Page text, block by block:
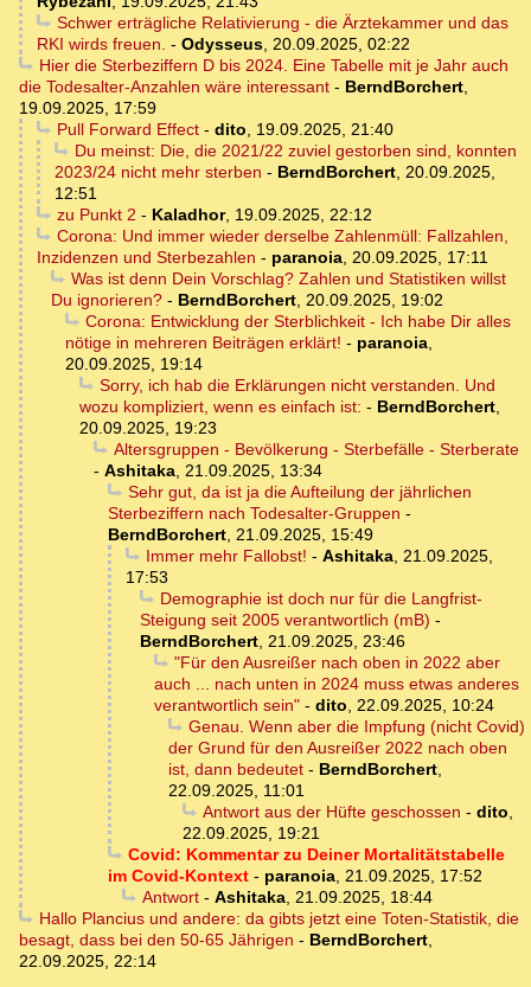
Schwer erträgliche Relativierung - die Ärztekammer und das
RKI wirds freuen. - Odysseus, 20.09.2025, 02:22
Hier die Sterbeziffern D bis 2024. Eine Tabelle mit je Jahr auch
die Todesalter-Anzahlen wäre interessant - BerndBorchert,
19.09.2025, 17:59
Pull Forward Effect- dito, 19.09.2025, 21:40
Du meinst: Die, die 2021/22 zuviel gestorben sind, konnten
2023/24 nicht mehr sterben - BerndBorchert, 20.09.2025,
12:51
zu Punkt 2 - Kaladhor, 19.09.2025, 22:12
Corona: Und immer wieder derselbe Zahlenmüll: Fallzahlen,
Inzidenzen und Sterbezahlen - paranoia, 20.09.2025, 17:11
Was ist denn Dein Vorschlag? Zahlen und Statistiken willst
Du ignorieren? - BerndBorchert, 20.09.2025, 19:02
Corona: Entwicklung der Sterblichkeit - Ich habe Dir alles
nötige in mehreren Beiträgen erklärt! - paranoia,
20.09.2025, 19:14
Sorry, ich hab die Erklärungen nicht verstanden. Und
wozu kompliziert, wenn es einfach ist: - BerndBorchert,
20.09.2025, 19:23
Altersgruppen - Bevölkerung - Sterbefälle - Sterberate
- Ashitaka, 21.09.2025, 13:34
Sehr gut, da ist ja die Aufteilung der jährlichen
Sterbeziffern nach Todesalter-Gruppen -
BerndBorchert, 21.09.2025, 15:49
Immer mehr Fallobst! - Ashitaka, 21.09.2025,
17:53
Demographie ist doch nur für die Langfrist-
Steigung seit 2005 verantwortlich (mB) -
BerndBorchert, 21.09.2025, 23:46
"Für den Ausreißer nach oben in 2022 aber
auch ... nach unten in 2024 muss etwas anderes
verantwortlich sein" - dito, 22.09.2025, 10:24
Genau. Wenn aber die Impfung (nicht Covid)
der Grund für den Ausreißer 2022 nach oben
ist, dann bedeutet - BerndBorchert,
22.09.2025, 11:01
Antwort aus der Hüfte geschossen - dito,
22.09.2025, 19:21
Covid: Kommentar zu Deiner Mortalitätstabelle
im Covid-Kontext - paranoia, 21.09.2025, 17:52
Antwort- Ashitaka, 21.09.2025, 18:44
Hallo Plancius und andere: da gibts jetzt eine Toten-Statistik, die
besagt, dass bei den 50-65 Jährigen - BerndBorchert,
22.09.2025, 22:14